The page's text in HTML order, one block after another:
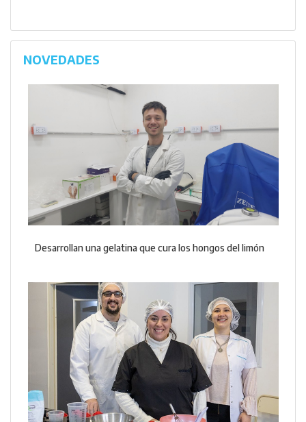
NOVEDADES
Desarrollan una gelatina que cura los hongos del limón